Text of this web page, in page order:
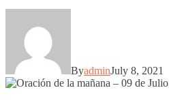
ByadminJuly 8, 2021